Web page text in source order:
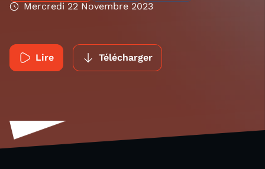
Mercredi 22 Novembre 2023
Lire Télécharger